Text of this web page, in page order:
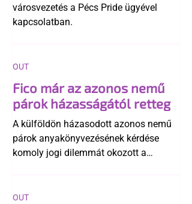
városvezetés a Pécs Pride ügyével
kapcsolatban.
Fico már az azonos nemű
párok házasságától retteg
A külföldön házasodott azonos nemű
párok anyakönyvezésének kérdése
komoly jogi dilemmát okozott a
egyértelműen tiltja a házasságuk
OUT
OUT